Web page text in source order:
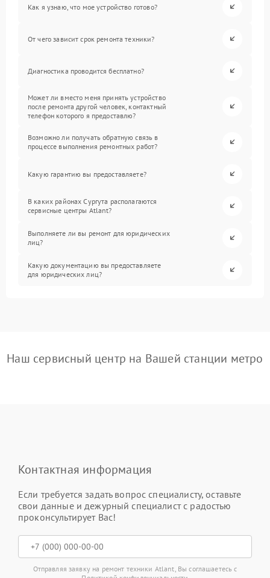
Как я узнаю, что мое устройство готово?
От чего зависит срок ремонта техники?
Диагностика проводится бесплатно?
Может ли вместо меня принять устройство
после ремонта другой человек, контактный
телефон которого я предоставлю?
Возможно ли получать обратную связь в
процессе выполнения ремонтных работ?
Какую гарантию вы предоставляете?
В каких районах Сургута располагаются
сервисные центры Atlant?
Выполняете ли вы ремонт для юридических
лиц?
Какую документацию вы предоставляете
для юридических лиц?
Наш сервисный центр на Вашей станции метро
Контактная информация
Если требуется задать вопрос специалисту, оставьте
свои данные и дежурный специалист с радостью
проконсультирует Вас!
Отправляя заявку на ремонт техники Atlant, Вы соглашаетесь с